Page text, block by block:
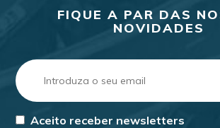
FIQUE A PAR DAS
NOVIDADES
Aceito receber newsletters